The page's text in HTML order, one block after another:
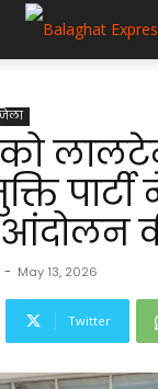
को
- May 13, 2026
Twitter